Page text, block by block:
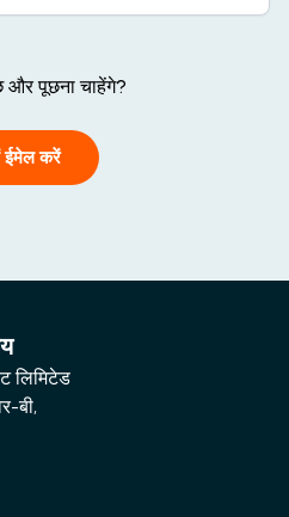
पूछना चाहेंगे?
ईमेल करें
लिमिटेड
बी,